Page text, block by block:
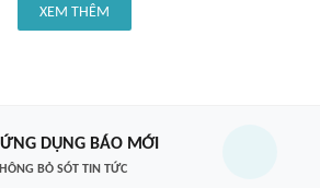
XEM THÊM
DỤNG BÁO MỚI
BỎ SÓT TIN TỨC